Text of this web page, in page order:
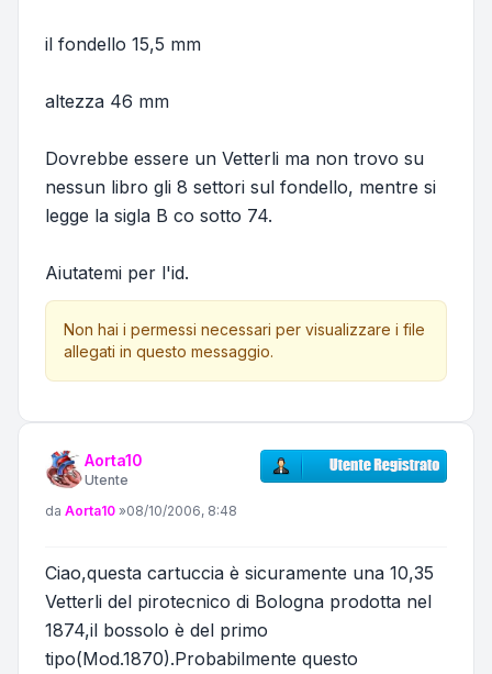
il fondello 15,5 mm
altezza 46 mm
Dovrebbe essere un Vetterli ma non trovo su
nessun libro gli 8 settori sul fondello, mentre si
legge la sigla B co sotto 74.
Aiutatemi per l'id.
Non hai i permessi necessari per visualizzare i file
allegati in questo messaggio.
Aorta10
Utente
Messaggio
da Aorta10 »08/10/2006, 8:48
Ciao,questa cartuccia è sicuramente una 10,35
Vetterli del pirotecnico di Bologna prodotta nel
1874,il bossolo è del primo
tipo(Mod.1870).Probabilmente questo